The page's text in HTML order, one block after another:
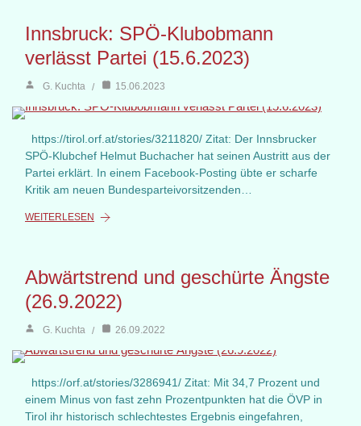
Innsbruck: SPÖ-Klubobmann
verlässt Partei (15.6.2023)
G. Kuchta 15.06.2023
https://tirol.orf.at/stories/3211820/ Zitat: Der Innsbrucker
SPÖ-Klubchef Helmut Buchacher hat seinen Austritt aus der
Partei erklärt. In einem Facebook-Posting übte er scharfe
Kritik am neuen Bundesparteivorsitzenden…
WEITERLESEN
Abwärtstrend und geschürte Ängste
(26.9.2022)
G. Kuchta 26.09.2022
https://orf.at/stories/3286941/ Zitat: Mit 34,7 Prozent und
einem Minus von fast zehn Prozentpunkten hat die ÖVP in
Tirol ihr historisch schlechtestes Ergebnis eingefahren,